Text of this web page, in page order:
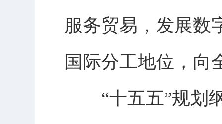
服务贸易，发展数
国际分工地位，向
“十五五”规划纲